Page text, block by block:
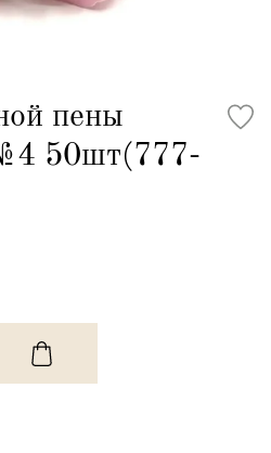
пены
50шт(777-